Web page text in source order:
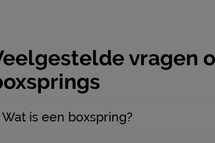
vragen
Wat is een boxspring?